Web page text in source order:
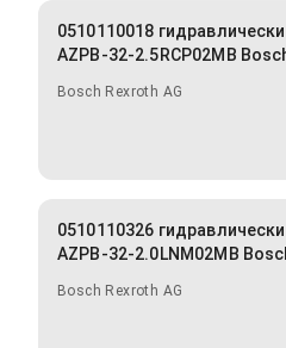
0510110018
AZPB-32-2.5RCP02MB
Bosch Rexroth AG
0510110326
AZPB-32-2.0LNM02MB
Bosch Rexroth AG